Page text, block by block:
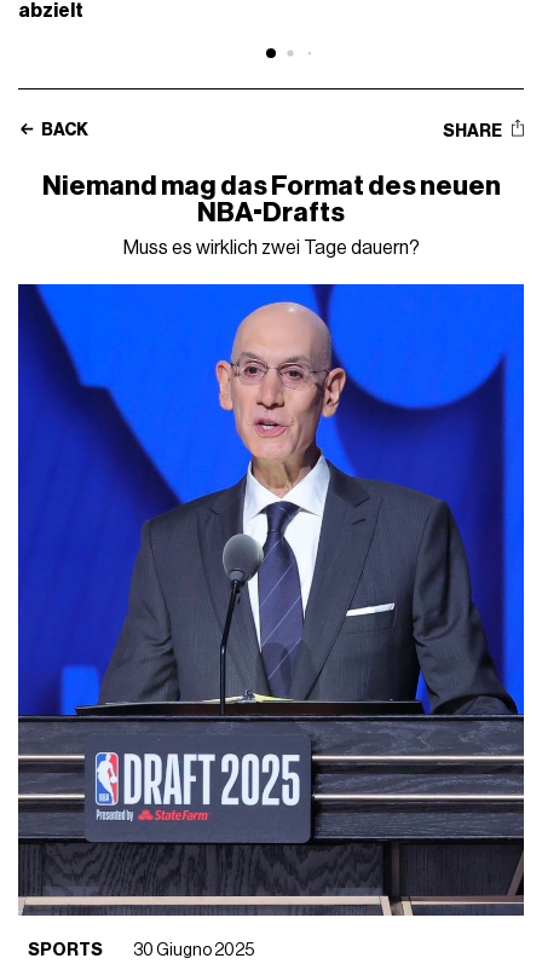
abzielt
BACK SHARE
Niemand mag das Format des neuen
NBA-Drafts
Muss es wirklich zwei Tage dauern?
SPORTS 30 Giugno 2025